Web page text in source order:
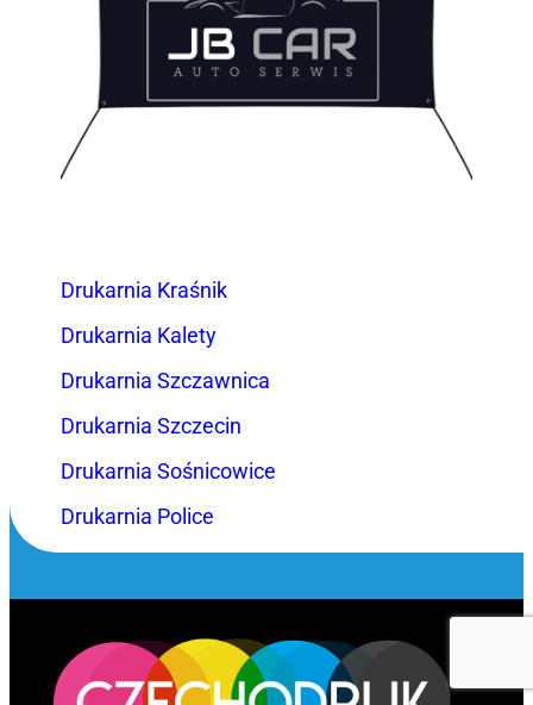
Drukarnia Kraśnik
Drukarnia Kalety
Drukarnia Szczawnica
Drukarnia Szczecin
Drukarnia Sośnicowice
Drukarnia Police